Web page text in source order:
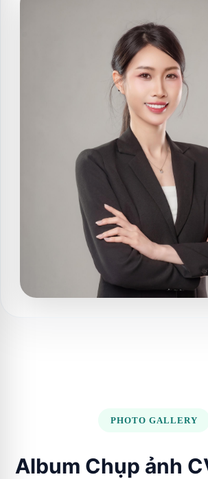
PHOTO GALLERY
Album Chụp ảnh